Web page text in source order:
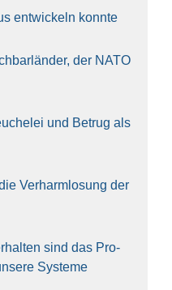
ent­wi­ckeln konn­te
der NATO
und Betrug als
Ver­harm­lo­sung der
sind das Pro­
Sys‍te‍me